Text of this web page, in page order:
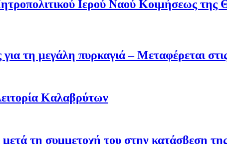
Ιερού Ναού Κοιμήσεως
τη μεγάλη πυρκαγιά – Μεταφέρεται
Καλαβρύτων
μετά τη συμμετοχή του στην κατάσβεση